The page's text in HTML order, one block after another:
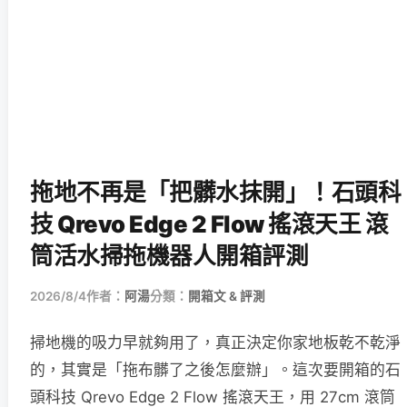
拖地不再是「把髒水抹開」！石頭科
技 Qrevo Edge 2 Flow 搖滾天王 滾
筒活水掃拖機器人開箱評測
2026/8/4作者： 阿湯分類： 開箱文 & 評測
掃地機的吸力早就夠用了，真正決定你家地板乾不乾淨
的，其實是「拖布髒了之後怎麼辦」。這次要開箱的石
頭科技 Qrevo Edge 2 Flow 搖滾天王，用 27cm 滾筒